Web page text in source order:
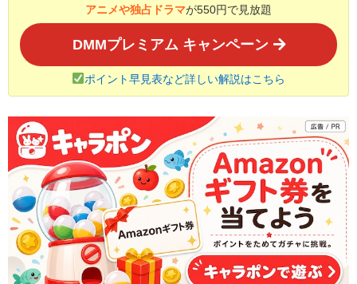
アニメや独占ドラマが550円で見放題
DMMプレミアム キャンペーン
ポイント早見表など詳しい解説はこちら